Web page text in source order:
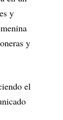
y
y
el